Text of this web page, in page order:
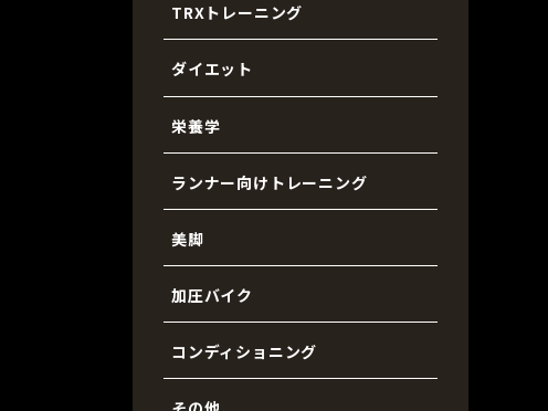
TRXトレーニング
ダイエット
栄養学
ランナー向けトレーニング
美脚
加圧バイク
コンディショニング